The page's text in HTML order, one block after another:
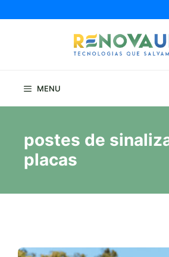
para
MENU
postes de
placas